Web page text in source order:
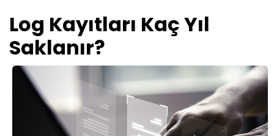
Log Kayıtları Kaç Yıl
Saklanır?